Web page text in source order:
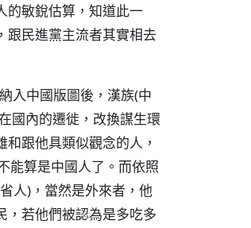
的敏銳估算，知道此一
跟民進黨主流者其實相去
入中國版圖後，漢族(中
國內的遷徙，改換謀生環
跟他具類似觀念的人，
能算是中國人了。而依照
人)，當然是外來者，他
，若他們被認為是多吃多